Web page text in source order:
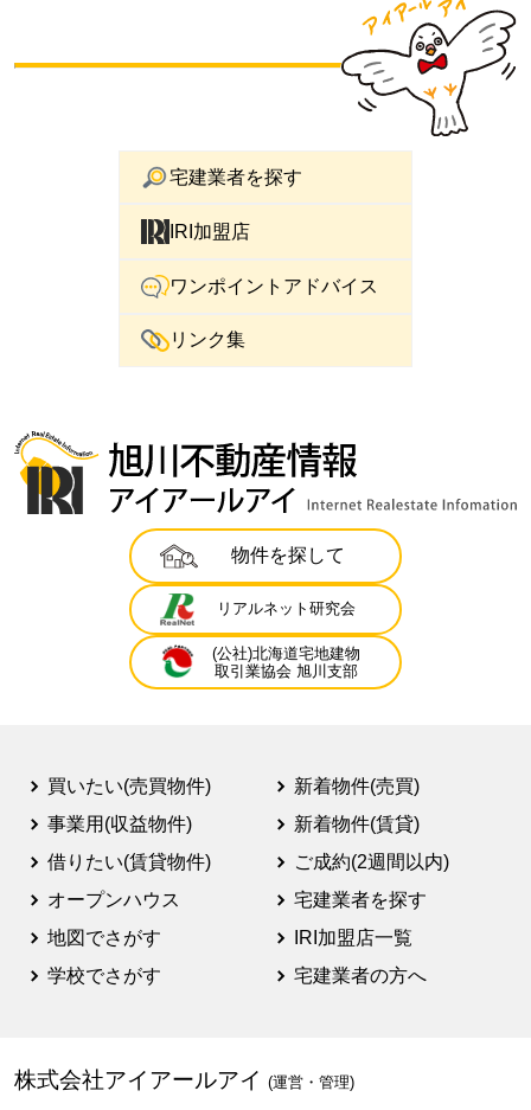
宅建業者を探す
IRI加盟店
ワンポイントアドバイス
リンク集
物件を探して
リアルネット研究会
(公社)北海道宅地建物
取引業協会 旭川支部
買いたい(売買物件)
事業用(収益物件)
借りたい(賃貸物件)
オープンハウス
地図でさがす
学校でさがす
新着物件(売買)
新着物件(賃貸)
ご成約(2週間以内)
宅建業者を探す
IRI加盟店一覧
宅建業者の方へ
株式会社アイアールアイ (運営・管理)